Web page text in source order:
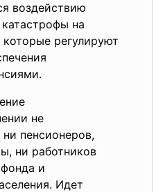
воздействию
на
регулируют
не
ни пенсионеров,
ни работников
и
Идет